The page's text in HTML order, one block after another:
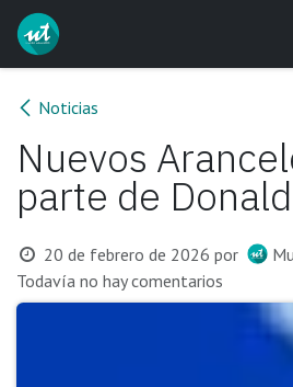
Ir al contenido
Noticias
Nuevos
parte de
20 de febrero de 2026 por
Todavía no hay comentarios